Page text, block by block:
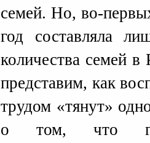
семей. Но, во-
год составляла
количества семей
представим, как
трудом «тянут»
о том, что